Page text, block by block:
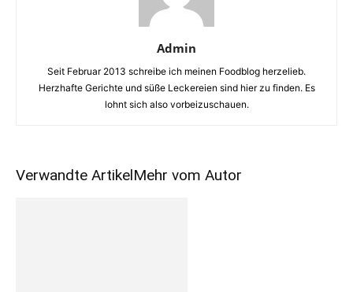
Admin
Seit Februar 2013 schreibe ich meinen Foodblog herzelieb.
Herzhafte Gerichte und süße Leckereien sind hier zu finden. Es
lohnt sich also vorbeizuschauen.
Verwandte ArtikelMehr vom Autor